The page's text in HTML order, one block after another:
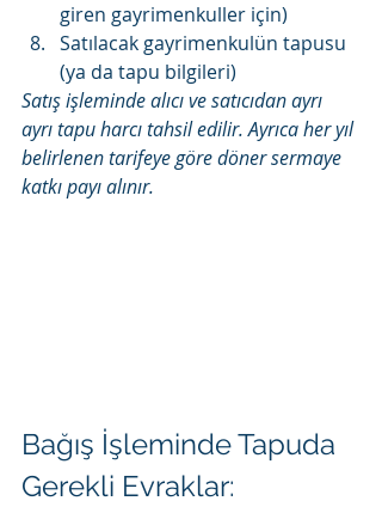
giren gayrimenkuller için)
Satılacak gayrimenkulün tapusu
(ya da tapu bilgileri)
Satış işleminde alıcı ve satıcıdan ayrı
ayrı tapu harcı tahsil edilir. Ayrıca her yıl
belirlenen tarifeye göre döner sermaye
katkı payı alınır.
Bağış İşleminde Tapuda
Gerekli Evraklar: